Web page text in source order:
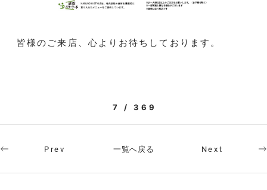
皆様のご来店、心よりお待ちしております。
7 / 369
Prev 一覧へ戻る Next